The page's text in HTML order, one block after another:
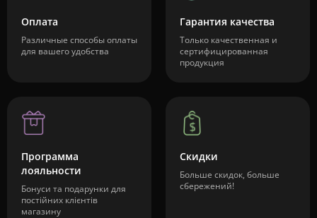
Оплата
Различные способы оплаты
для вашего удобства
Гарантия качества
Только качественная и
сертифицированная
продукция
Программа
лояльности
Бонуси та подарунки для
постійних клієнтів
магазину
Скидки
Больше скидок, больше
сбережений!